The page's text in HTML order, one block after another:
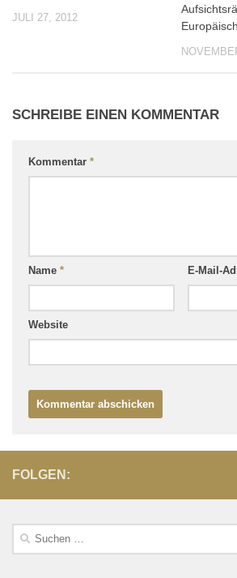
JULI 27, 2012
SCHREIBE EINEN KOMMENTAR
Kommentar *
Name * E-Mail-
Website
FOLGEN: